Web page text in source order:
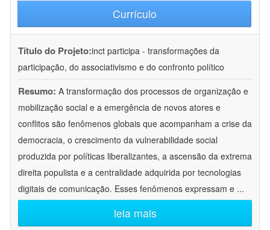
Currículo
Título do Projeto:inct participa - transformações da
participação, do associativismo e do confronto político
Resumo: A transformação dos processos de organização e
mobilização social e a emergência de novos atores e
conflitos são fenômenos globais que acompanham a crise da
democracia, o crescimento da vulnerabilidade social
produzida por políticas liberalizantes, a ascensão da extrema
direita populista e a centralidade adquirida por tecnologias
digitais de comunicação. Esses fenômenos expressam e ...
leia mais